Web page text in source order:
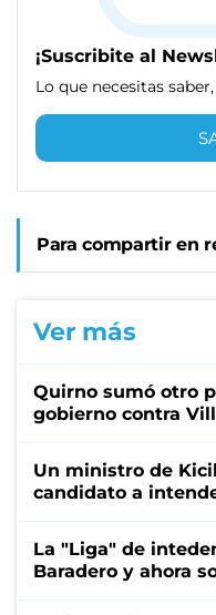
¡Suscribite al
Lo que necesitas
Para compartir en
Ver más
Quirno sumó otro
gobierno contra
Un ministro de
candidato a
La "Liga" de
Baradero y ahora